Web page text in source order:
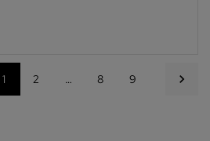
1 2 … 8 9 chevron_right